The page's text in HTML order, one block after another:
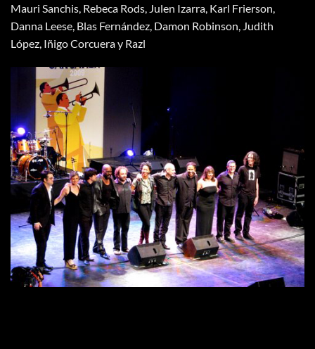
Mauri Sanchis, Rebeca Rods, Julen Izarra, Karl Frierson,
Danna Leese, Blas Fernández, Damon Robinson, Judith
López, Iñigo Corcuera y Razl